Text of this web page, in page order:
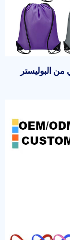
البوليستر